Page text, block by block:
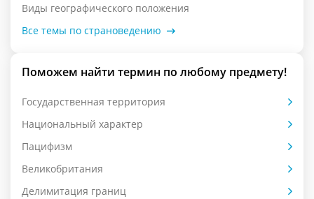
Виды географического положения
Все темы по страноведению
Поможем найти термин по любому предмету!
Государственная территория
Национальный характер
Пацифизм
Великобритания
Делимитация границ